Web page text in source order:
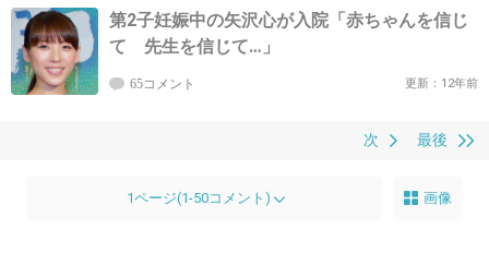
第2子妊娠中の矢沢心が入院「赤ちゃんを信じ
て 先生を信じて…」
65コメント 更新：12年前
最後
次
1ページ(1-50コメント) 画像